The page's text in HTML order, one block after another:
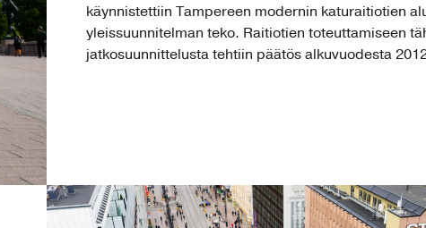
käynnistettiin Tampereen modernin katuraitiotien
yleissuunnitelman teko. Raitiotien toteuttamiseen
jatkosuunnittelusta tehtiin päätös alkuvuodesta